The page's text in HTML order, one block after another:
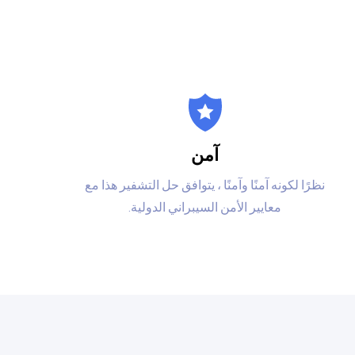
آمن
نظرًا لكونه آمنًا وآمنًا ، يتوافق حل التشفير هذا مع
معايير الأمن السيبراني الدولية.